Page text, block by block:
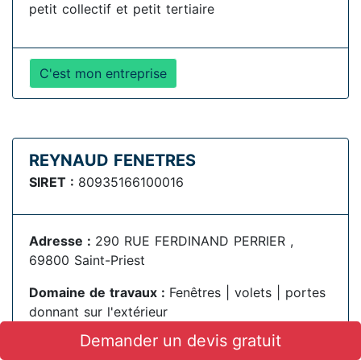
petit collectif et petit tertiaire
C'est mon entreprise
REYNAUD FENETRES
SIRET : 80935166100016
Adresse : 290 RUE FERDINAND PERRIER ,
69800 Saint-Priest
Domaine de travaux : Fenêtres | volets | portes
donnant sur l'extérieur
Qualification RGE :Fourniture et pose de
Demander un devis gratuit